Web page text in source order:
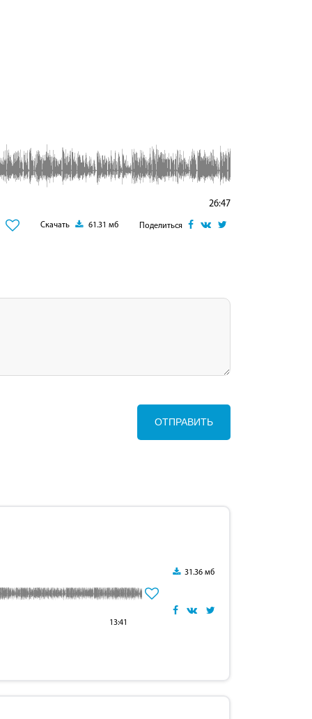
26:47
Скачать 61.31 мб Поделиться
ОТПРАВИТЬ
13:41
31.36 мб